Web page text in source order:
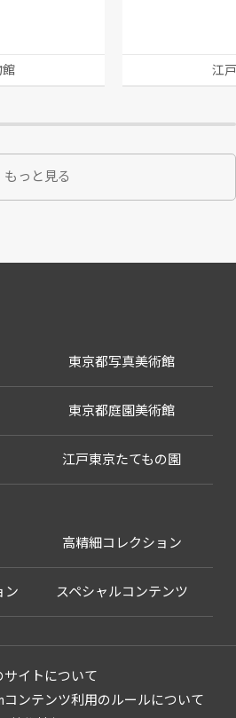
館 江
もっと見る
江戸東京たてもの園
東京都写真美術館
東京都庭園美術館
高精細コレクション
ン スペシャルコンテンツ
サイトについて
コンテンツ利用のルールについて